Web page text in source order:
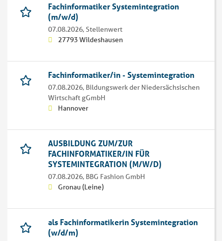
Fachinformatiker Systemintegration
(m/w/d)
07.08.2026, Stellenwert
27793 Wildeshausen
Fachinformatiker/in - Systemintegration
07.08.2026, Bildungswerk der Niedersächsischen
Wirtschaft gGmbH
Hannover
AUSBILDUNG ZUM/ZUR
FACHINFORMATIKER/IN FÜR
SYSTEMINTEGRATION (M/W/D)
07.08.2026, BBG Fashion GmbH
Gronau (Leine)
als Fachinformatikerin Systemintegration
(w/d/m)